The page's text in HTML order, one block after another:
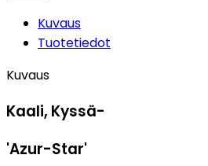
Kuvaus
Tuotetiedot
Kuvaus
Kaali, Kyssä-
'Azur-Star'